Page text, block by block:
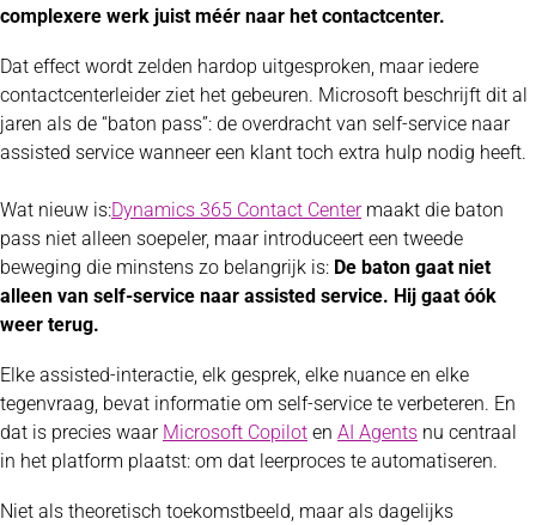
complexere werk juist méér naar het contactcenter.
Dat effect wordt zelden hardop uitgesproken, maar iedere
contactcenterleider ziet het gebeuren. Microsoft beschrijft dit al
jaren als de “baton pass”: de overdracht van self-service naar
assisted service wanneer een klant toch extra hulp nodig heeft.
Wat nieuw is:Dynamics 365 Contact Centermaakt die baton
pass niet alleen soepeler, maar introduceert een tweede
beweging die minstens zo belangrijk is: De baton gaat niet
alleen van self-service naar assisted service. Hij gaat óók
weer terug.
Elke assisted-interactie, elk gesprek, elke nuance en elke
tegenvraag, bevat informatie om self-service te verbeteren. En
dat is precies waar Microsoft Copilot en AI Agents nu centraal
in het platform plaatst: om dat leerproces te automatiseren.
Niet als theoretisch toekomstbeeld, maar als dagelijks